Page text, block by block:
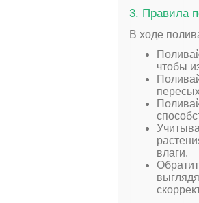
3. Правила
В ходе
чтобы
влаги.